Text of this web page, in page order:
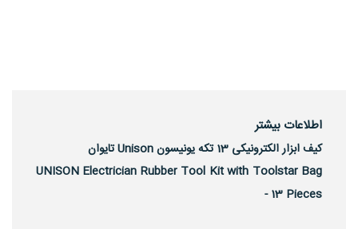
اطلاعات بیشتر
کیف ابزار الکترونیکی 13 تکه یونیسون Unison تایوان
UNISON Electrician Rubber Tool Kit with Toolstar Bag
- 13 Pieces